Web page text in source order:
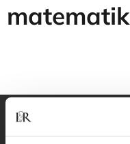
matematik